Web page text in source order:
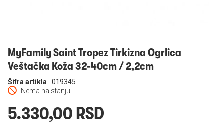
MyFamily Saint Tropez Tirkizna Ogrlica
Veštačka Koža 32-40cm / 2,2cm
Nema na stanju
Šifra artikla 019345
5.330,00 RSD